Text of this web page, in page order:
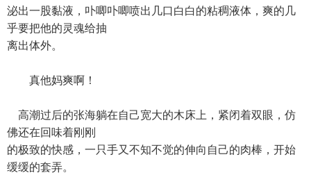
泌出一股黏液，卟唧卟唧喷出几口白白的粘稠液体，爽的几
乎要把他的灵魂给抽
离出体外。
真他妈爽啊！
高潮过后的张海躺在自己宽大的木床上，紧闭着双眼，仿
佛还在回味着刚刚
的极致的快感，一只手又不知不觉的伸向自己的肉棒，开始
缓缓的套弄。